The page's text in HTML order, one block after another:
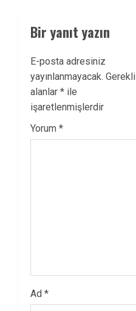
Bir yanıt yazın
E-posta adresiniz
yayınlanmayacak. Gerekli
alanlar * ile
işaretlenmişlerdir
Yorum *
Ad *